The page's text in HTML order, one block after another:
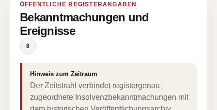
ÖFFENTLICHE REGISTERANGABEN
Bekanntmachungen und
Ereignisse
8
Hinweis zum Zeitraum
Der Zeitstrahl verbindet registergenau
zugeordnete Insolvenzbekanntmachungen mit